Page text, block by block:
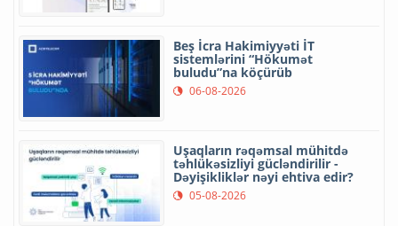
Beş İcra Hakimiyyəti İT
sistemlərini “Hökumət
buludu”na köçürüb
06-08-2026
Uşaqların rəqəmsal mühitdə
təhlükəsizliyi gücləndirilir -
Dəyişikliklər nəyi ehtiva edir?
05-08-2026